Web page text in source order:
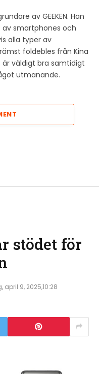
av GEEKEN. Han
av smartphones och
alla typer av
foldebles från Kina
är väldigt bra samtidigt
utmanande.
stödet för
april 9, 2025,10:28